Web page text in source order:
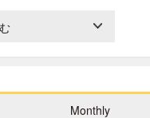
Monthly